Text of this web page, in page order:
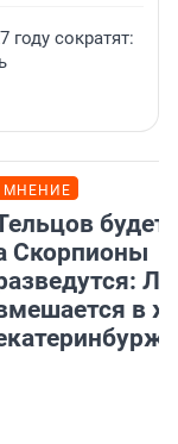
году сократят:
МНЕНИЕ
будет
Скорпионы
в